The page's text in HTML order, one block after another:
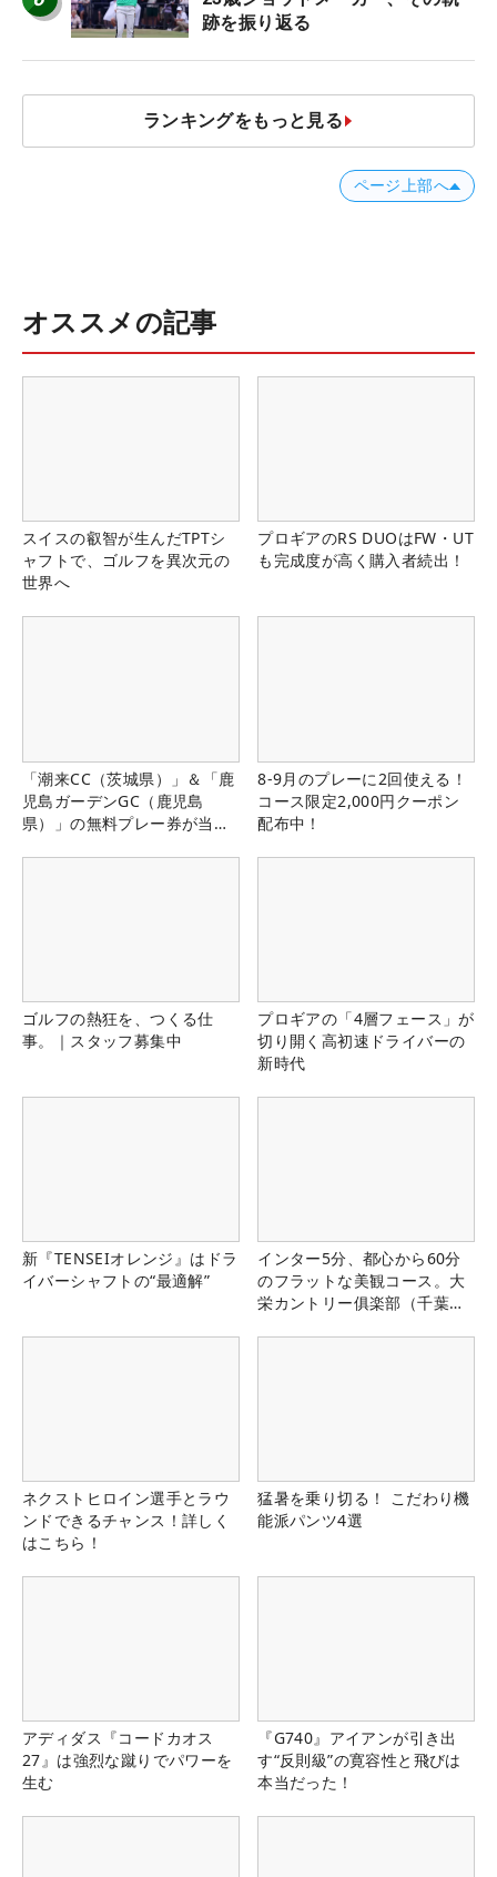
跡を振り返る
ランキングをもっと見る
ページ上部へ
オススメの記事
スイスの叡智が生んだTPTシ
ャフトで、ゴルフを異次元の
世界へ
プロギアのRS DUOはFW・UT
も完成度が高く購入者続出！
「潮来CC（茨城県）」＆「鹿
児島ガーデンGC（鹿児島
県）」の無料プレー券が当た
8-9月のプレーに2回使える！
コース限定2,000円クーポン
配布中！
ゴルフの熱狂を、つくる仕
事。｜スタッフ募集中
プロギアの「4層フェース」が
切り開く高初速ドライバーの
新時代
新『TENSEIオレンジ』はドラ
イバーシャフトの“最適解”
インター5分、都心から60分
のフラットな美観コース。大
栄カントリー俱楽部（千葉
ネクストヒロイン選手とラウ
ンドできるチャンス！詳しく
はこちら！
猛暑を乗り切る！ こだわり機
能派パンツ4選
アディダス『コードカオス
27』は強烈な蹴りでパワーを
生む
『G740』アイアンが引き出
す“反則級”の寛容性と飛びは
本当だった！